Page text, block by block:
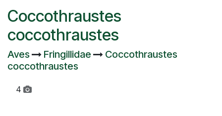
Coccothraustes
coccothraustes
Aves Fringillidae
Coccothraustes
coccothraustes
4